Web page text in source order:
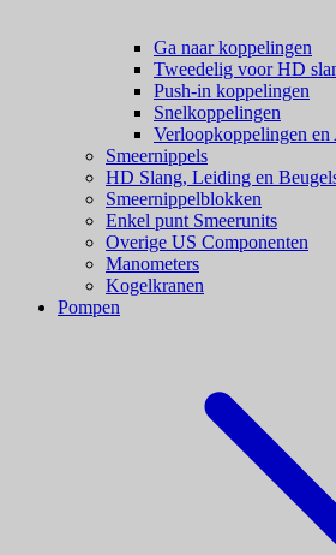
Ga naar koppelingen
Tweedelig voor HD
Push-in koppelingen
Snelkoppelingen
Verloopkoppelingen en
Smeernippels
HD Slang, Leiding en
Smeernippelblokken
Enkel punt Smeerunits
Overige US Componenten
Manometers
Kogelkranen
Pompen